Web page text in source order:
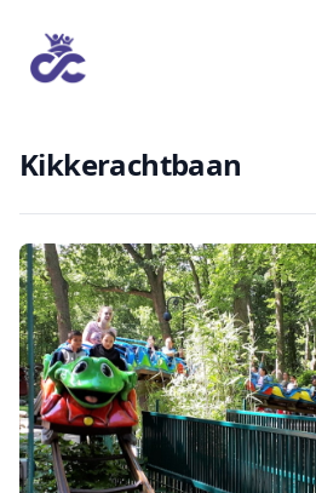
Kikkerachtbaan